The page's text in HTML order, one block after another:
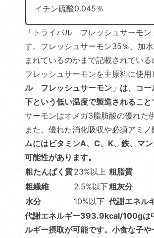
イチン硫酸0.045％
「トライバル フレッシュサーモ
す。フレッシュサーモン35％、加
まれているのかまで記載されている
フレッシュサーモンを主原料に使
ル フレッシュサーモン」は、コー
下という低い温度で製造されること
サーモンはオメガ3脂肪酸の優れた
また、優れた消化吸収や必須アミ
ムにはビタミンA、C、K、鉄、マ
可能性があります。
粗たんぱく質23%以上 粗脂質
粗繊維
2.5%以下粗灰分
水分
10%以下 代謝エネル
代謝エネルギー393.9kcal/100gは
ルギー摂取が可能です。小食な子